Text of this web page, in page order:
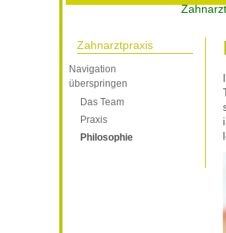
Startseite
Zahnarztpraxis
Navigation
überspringen
Das Team
Praxis
Philosophie